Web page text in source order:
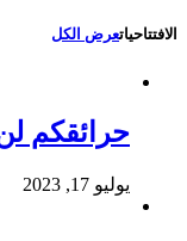
الافتتاحياتعرض الكل
حرائقكم
يوليو 17, 2023